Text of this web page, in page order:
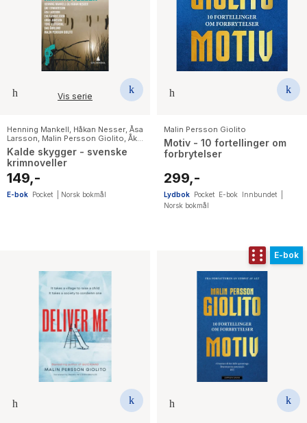
Vis serie
Henning Mankell Håkan Nesser Åsa
Larsson Malin Persson Giolito Åke
Edwardson
Eva
Gabrielsson,Anna Jansson,Dag
Öhrlund
Kalde skygger - svenske
krimnoveller
149,-
E-bok Pocket Norsk bokmål
Malin Persson Giolito
Motiv - 10 fortellinger om
forbrytelser
299,-
Lydbok Pocket E-bok Innbundet
Norsk bokmål
E-bok